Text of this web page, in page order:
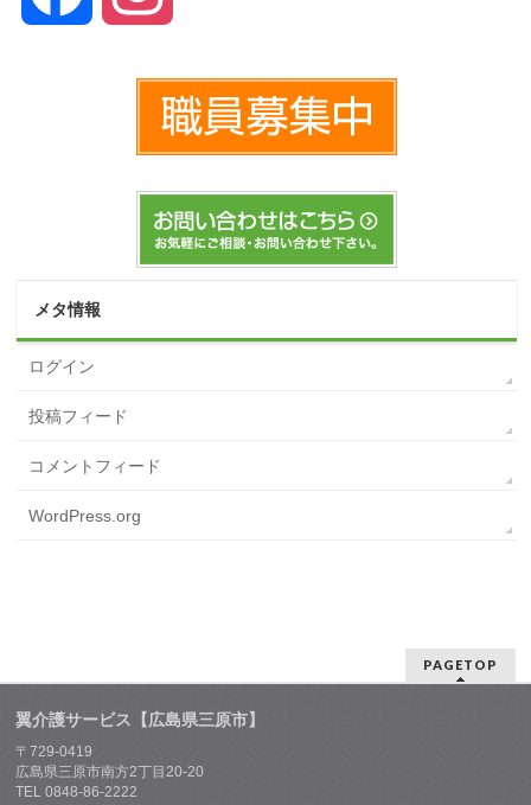
メタ情報
ログイン
投稿フィード
コメントフィード
WordPress.org
PAGETOP
翼介護サービス【広島県三原市】
〒729-0419
広島県三原市南方2丁目20-20
TEL 0848-86-2222